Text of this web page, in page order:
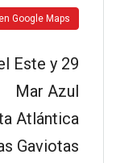
Google Maps
Este y 29
Mar Azul
Atlántica
Gaviotas